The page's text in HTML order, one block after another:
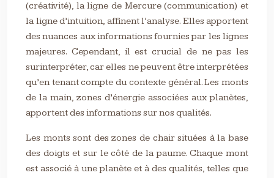
(créativité), la ligne de Mercure (communication) et
la ligne d’intuition, affinent l’analyse. Elles apportent
des nuances aux informations fournies par les lignes
majeures. Cependant, il est crucial de ne pas les
surinterpréter, car elles ne peuvent être interprétées
qu’en tenant compte du contexte général. Les monts
de la main, zones d’énergie associées aux planètes,
apportent des informations sur nos qualités.
Les monts sont des zones de chair situées à la base
des doigts et sur le côté de la paume. Chaque mont
est associé à une planète et à des qualités, telles que